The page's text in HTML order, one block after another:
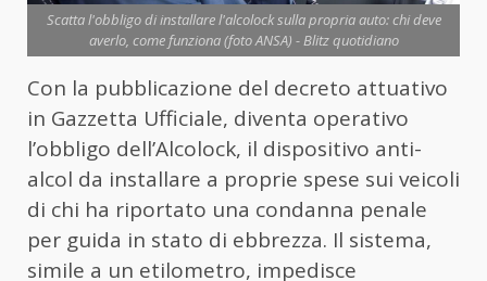
Scatta l'obbligo di installare l'alcolock sulla propria auto: chi deve
averlo, come funziona (foto ANSA) - Blitz quotidiano
Con la pubblicazione del decreto attuativo
in Gazzetta Ufficiale, diventa operativo
l’obbligo dell’Alcolock, il dispositivo anti-
alcol da installare a proprie spese sui veicoli
di chi ha riportato una condanna penale
per guida in stato di ebbrezza. Il sistema,
simile a un etilometro, impedisce